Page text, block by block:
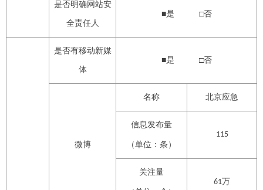
是否明确网站安
全责任人
■是 □否
是否有移动新媒
体
■是 □否
微博
名称 北京应急
信息发布量
（单位：条）
115
关注量
61万